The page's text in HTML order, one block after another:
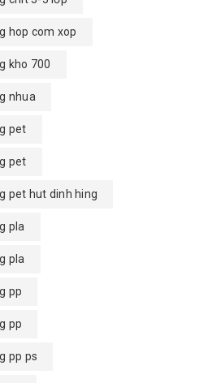
hop com xop
kho 700
nhua
pet
pet
pet hut dinh hing
pla
pla
pp
pp
pp ps